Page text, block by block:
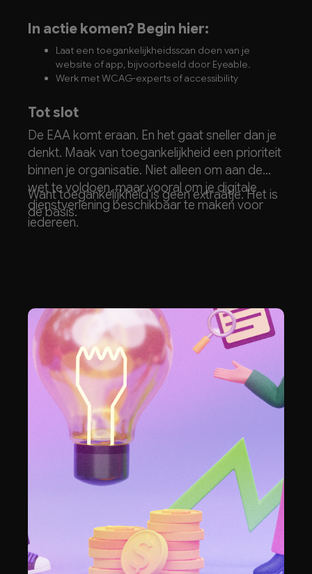
In actie komen? Begin hier:
Laat een toegankelijkheidsscan doen van je
website of app, bijvoorbeeld door Eyeable.
Werk met WCAG-experts of accessibility
Zorg dat je design- en developmentteams op de
hoogte zijn,
Stel een toegankelijke klachtenprocedure in
Publiceer een toegankelijkheidsverklaring (op je
website)
Tot slot
De EAA komt eraan. En het gaat sneller dan je
denkt. Maak van toegankelijkheid een prioriteit
binnen je organisatie. Niet alleen om aan de
wet te voldoen, maar vooral om je digitale
dienstverlening beschikbaar te maken voor
iedereen.
Want toegankelijkheid is geen extraatje. Het is
de basis.